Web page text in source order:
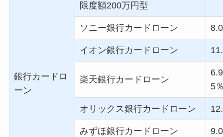
銀行カードロ
ーン
限度額200万円型
ソニー銀行カードローン 8.0
イオン銀行カードローン
楽天銀行カードローン
5
オリックス銀行カードローン
みずほ銀行カードローン 9.0